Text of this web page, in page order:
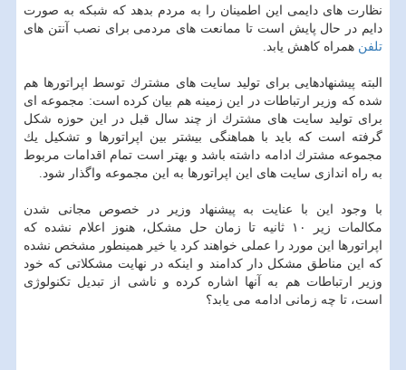
نظارت های دایمی این اطمینان را به مردم بدهد كه شبكه به صورت
دایم در حال پایش است تا ممانعت های مردمی برای نصب آنتن های
تلفن همراه كاهش یابد.
البته پیشنهادهایی برای تولید سایت های مشترك توسط اپراتورها هم
شده كه وزیر ارتباطات در این زمینه هم بیان كرده است: مجموعه ای
برای تولید سایت های مشترك از چند سال قبل در این حوزه شكل
گرفته است كه باید با هماهنگی بیشتر بین اپراتورها و تشكیل یك
مجموعه مشترك ادامه داشته باشد و بهتر است تمام اقدامات مربوط
به راه اندازی سایت های این اپراتورها به این مجموعه واگذار شود.
با وجود این با عنایت به پیشنهاد وزیر در خصوص مجانی شدن
مكالمات زیر ۱۰ ثانیه تا زمان حل مشكل، هنوز اعلام نشده كه
اپراتورها این مورد را عملی خواهند كرد یا خیر همینطور مشخص نشده
كه این مناطق مشكل دار كدامند و اینكه در نهایت مشكلاتی كه خود
وزیر ارتباطات هم به آنها اشاره كرده و ناشی از تبدیل تكنولوژی
است، تا چه زمانی ادامه می یابد؟